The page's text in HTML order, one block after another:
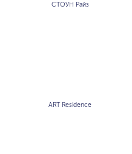
СТОУН Райз
ART Residence